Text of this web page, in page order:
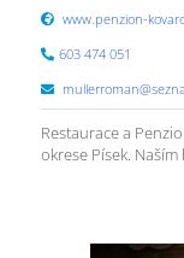
www.penzion-
603 474 051
Restaurace a
okrese Písek.